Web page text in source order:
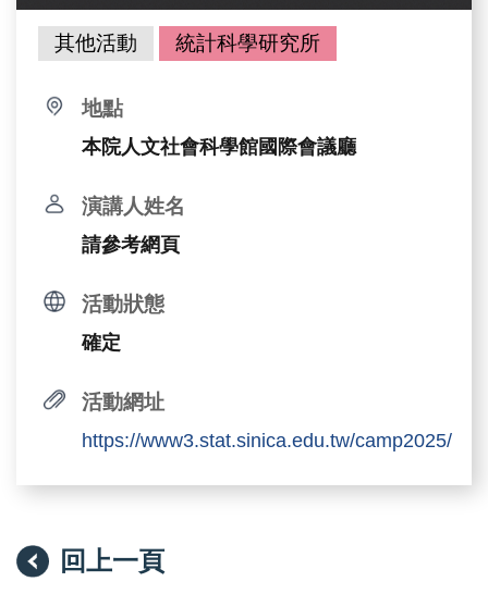
其他活動 統計科學研究所
地點
本院人文社會科學館國際會議廳
演講人姓名
請參考網頁
活動狀態
確定
活動網址
https://www3.stat.sinica.edu.tw/camp2025/
回上一頁